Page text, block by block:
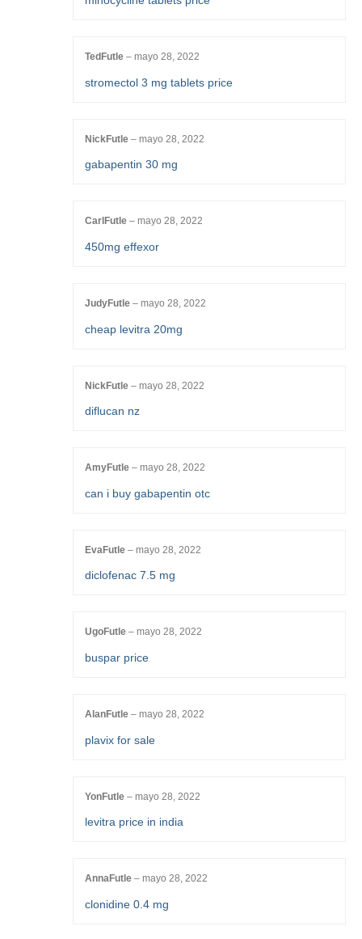
TedFutle – mayo 28, 2022
stromectol 3 mg tablets price
NickFutle – mayo 28, 2022
gabapentin 30 mg
CarlFutle – mayo 28, 2022
450mg effexor
JudyFutle – mayo 28, 2022
cheap levitra 20mg
NickFutle – mayo 28, 2022
diflucan nz
AmyFutle – mayo 28, 2022
can i buy gabapentin otc
EvaFutle – mayo 28, 2022
diclofenac 7.5 mg
UgoFutle – mayo 28, 2022
buspar price
AlanFutle – mayo 28, 2022
plavix for sale
YonFutle – mayo 28, 2022
levitra price in india
AnnaFutle – mayo 28, 2022
clonidine 0.4 mg